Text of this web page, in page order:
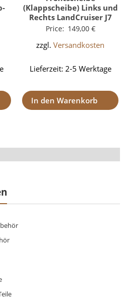
(Klappscheibe) Links und
Rechts LandCruiser J7
Price: 149,00 €
zzgl.Versandkosten
Lieferzeit: 2-5 Werktage
In den Warenkorb